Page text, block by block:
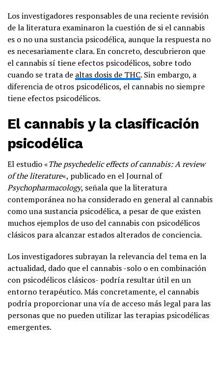
Los investigadores responsables de una reciente revisión
de la literatura examinaron la cuestión de si el cannabis
es o no una sustancia psicodélica, aunque la respuesta no
es necesariamente clara. En concreto, descubrieron que
el cannabis sí tiene efectos psicodélicos, sobre todo
cuando se trata de altas dosis de THC. Sin embargo, a
diferencia de otros psicodélicos, el cannabis no siempre
tiene efectos psicodélicos.
El cannabis y la clasificación
psicodélica
El estudio «The psychedelic effects of cannabis: A review
of the literature«, publicado en el Journal of
Psychopharmacology, señala que la literatura
contemporánea no ha considerado en general al cannabis
como una sustancia psicodélica, a pesar de que existen
muchos ejemplos de uso del cannabis con psicodélicos
clásicos para alcanzar estados alterados de conciencia.
Los investigadores subrayan la relevancia del tema en la
actualidad, dado que el cannabis -solo o en combinación
con psicodélicos clásicos- podría resultar útil en un
entorno terapéutico. Más concretamente, el cannabis
podría proporcionar una vía de acceso más legal para las
personas que no pueden utilizar las terapias psicodélicas
emergentes.